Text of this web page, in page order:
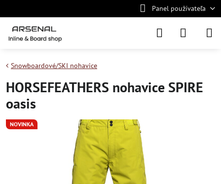
Panel používateľa
NOVINKA
Snowboardové/SKI nohavice
HORSEFEATHERS nohavice SPIRE
oasis